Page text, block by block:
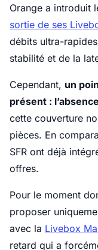
Orange a introduit
sortie de ses
débits ultra-
stabilité et de la
Cependant, un
présent :
cette couverture
pièces. En
SFR ont déjà
offres.
Pour le moment
proposer
avec la Livebox
retard qui a